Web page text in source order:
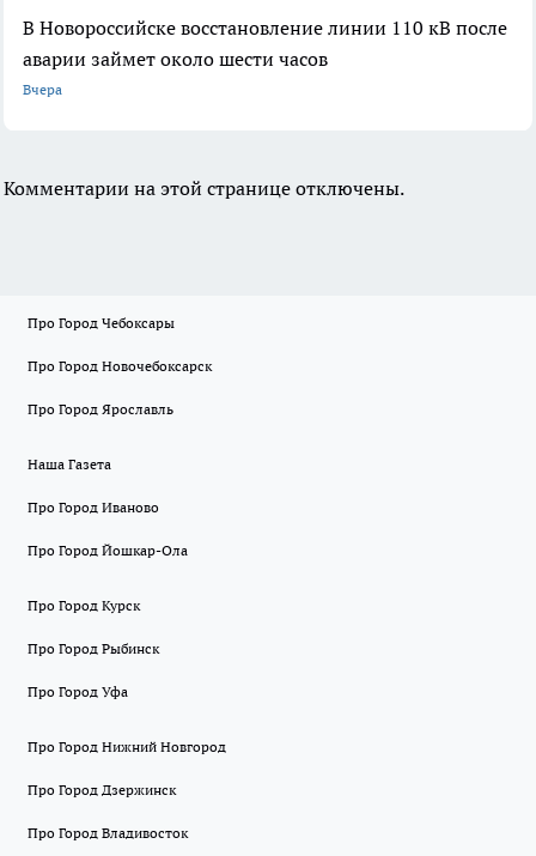
В Новороссийске восстановление линии 110 кВ после
аварии займет около шести часов
Вчера
Комментарии на этой странице отключены.
Про Город Чебоксары
Про Город Новочебоксарск
Про Город Ярославль
Наша Газета
Про Город Иваново
Про Город Йошкар-Ола
Про Город Курск
Про Город Рыбинск
Про Город Уфа
Про Город Нижний Новгород
Про Город Дзержинск
Про Город Владивосток